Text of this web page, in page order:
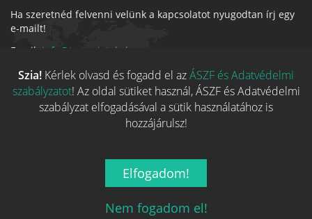
Ha szeretnéd felvenni velünk a kapcsolatot nyugodtan írj egy
e-mailt!
Email: info@tarsasjatekok.com
2026 © Minden jog fenntarva.A játékokhoz kapcsolódó adatok
Szia! Kérlek olvasd és fogadd el azÁSZF és Adatvédelmi
szabályzatot! Az oldal sütiket használ, ÁSZF és Adatvédelmi
szabályzat elfogadásával a sütik használatához is
hozzájárulsz!
Elfogadom!
Nem fogadom el!